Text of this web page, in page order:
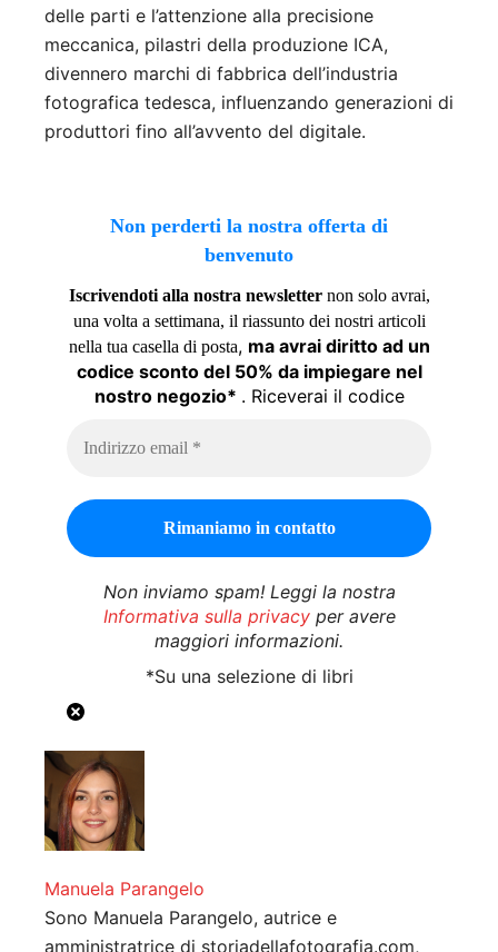
delle parti e l’attenzione alla precisione
meccanica, pilastri della produzione ICA,
divennero marchi di fabbrica dell’industria
fotografica tedesca, influenzando generazioni di
produttori fino all’avvento del digitale.
Non perderti la nostra offerta di
benvenuto
Iscrivendoti alla nostra newsletternon solo avrai,
una volta a settimana, il riassunto dei nostri articoli
nella tua casella di posta, ma avrai diritto ad un
codice sconto del 50% da impiegare nel
nostro negozio* . Riceverai il codice
Non inviamo spam! Leggi la nostra
Informativa sulla privacyper avere
maggiori informazioni.
*Su una selezione di libri
Manuela Parangelo
Sono Manuela Parangelo, autrice e
amministratrice di storiadellafotografia.com,